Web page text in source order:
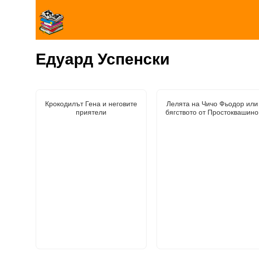
Едуард Успенски
Крокодилът Гена и неговите
приятели
Лелята на Чичо Фьодор или
бягството от Простоквашино